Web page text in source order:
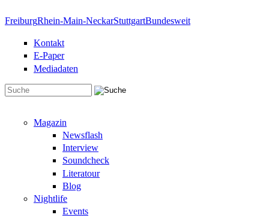
FreiburgRhein-Main-NeckarStuttgartBundesweit
Kontakt
E-Paper
Mediadaten
Magazin
Newsflash
Interview
Soundcheck
Literatour
Blog
Nightlife
Events